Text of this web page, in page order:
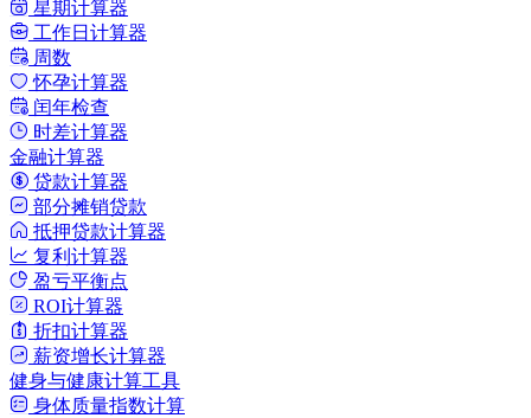
星期计算器
工作日计算器
周数
怀孕计算器
闰年检查
时差计算器
金融计算器
贷款计算器
部分摊销贷款
抵押贷款计算器
复利计算器
盈亏平衡点
ROI计算器
折扣计算器
薪资增长计算器
健身与健康计算工具
身体质量指数计算